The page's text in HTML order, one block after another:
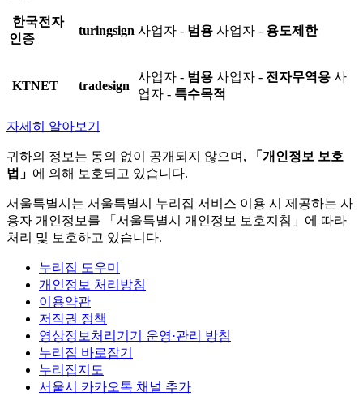
한국전자
인증
turingsign 사업자 - 범용 사업자 - 용도제한
KTNET tradesign
사업자 - 범용 사업자 - 전자무역용 사
업자 - 특수목적
자세히 알아보기
귀하의 정보는 동의 없이 공개되지 않으며,
「개인정보 보호
법」 에 의해 보호되고 있습니다.
서울특별시는 서울특별시 누리집 서비스 이용 시 제공하는 사
용자 개인정보를 「서울특별시 개인정보 보호지침」에 따라
처리 및 보호하고 있습니다.
누리집 도우미
개인정보 처리방침
이용약관
저작권 정책
영상정보처리기기 운영·관리 방침
누리집 바로잡기
누리집지도
서울시 카카오톡 채널 추가